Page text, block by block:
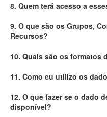
Contato
8. Quem terá acesso a
9. O que são os Grupos,
Recursos?
10. Quais são os
11. Como eu utilizo os
12. O que fazer se o dado
disponível?